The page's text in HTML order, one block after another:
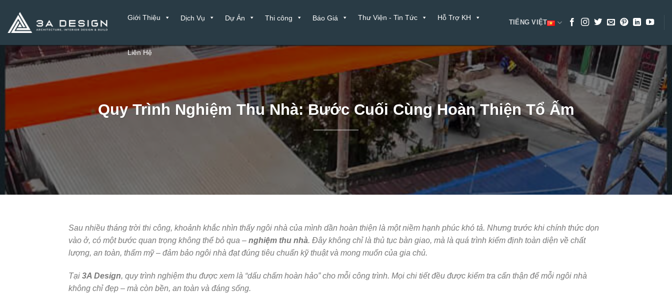
nội
dung
Giới Thiệu Dịch Vụ Dự Án Thi công Báo Giá Thư Viện - Tin Tức Hỗ Trợ KH
Liên Hệ
TIẾNG VIỆT
Quy Trình Nghiệm Thu Nhà: Bước Cuối Cùng Hoàn Thiện Tổ Ấm
Sau nhiều tháng trời thi công, khoảnh khắc nhìn thấy ngôi nhà của mình dần hoàn thiện là một niềm hạnh phúc khó tả. Nhưng trước khi chính thức dọn
vào ở, có một bước quan trọng không thể bỏ qua – nghiệm thu nhà. Đây không chỉ là thủ tục bàn giao, mà là quá trình kiểm định toàn diện về chất
lượng, an toàn, thẩm mỹ – đảm bảo ngôi nhà đạt đúng tiêu chuẩn kỹ thuật và mong muốn của gia chủ.
Tại 3A Design, quy trình nghiệm thu được xem là “dấu chấm hoàn hảo” cho mỗi công trình. Mọi chi tiết đều được kiểm tra cẩn thận để mỗi ngôi nhà
không chỉ đẹp – mà còn bền, an toàn và đáng sống.